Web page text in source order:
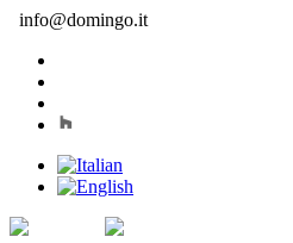
info@domingo.it